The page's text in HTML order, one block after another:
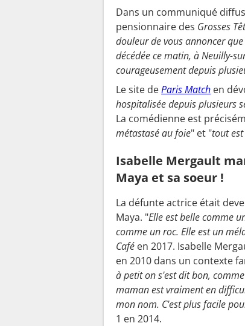
i
c
e
"
Dans un communiqué
pensionnaire des Grosses
douleur de vous annoncer
décédée ce matin, à Neuilly-
courageusement depuis
Le site deParis Match en
hospitalisée depuis plusieurs
La comédienne est
métastasé au foie" et "tout
Isabelle Mergault
Maya et sa soeur !
La défunte actrice était
Maya. "Elle est belle comme
comme un roc. Elle est un
Café en 2017. Isabelle
en 2010 dans un contexte
à petit on s'est dit bon,
maman est vraiment en
mon nom. C'est plus facile
1 en 2014.